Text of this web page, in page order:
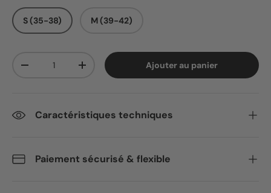
S (35-38) M (39-42)
Diminuer la quantitéAugmenter la quantitéAjouter au panier
Caractéristiques techniques
Paiement sécurisé & flexible